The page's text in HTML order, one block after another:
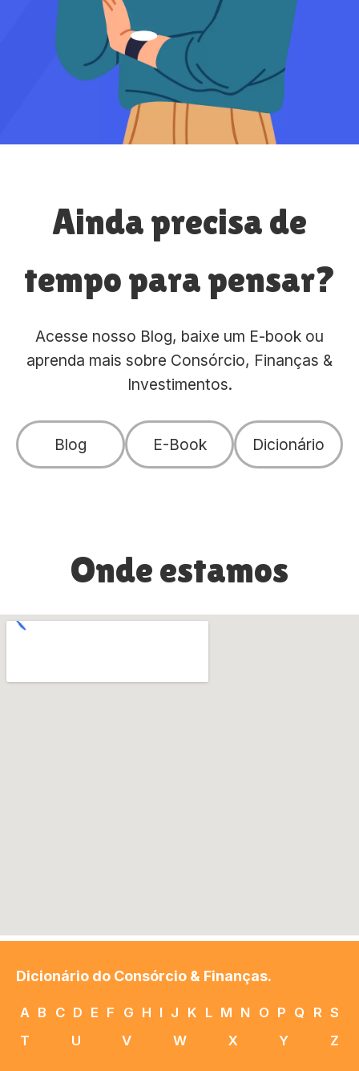
Ainda precisa de
tempo para pensar?
Acesse nosso Blog, baixe um E-book ou
aprenda mais sobre Consórcio, Finanças &
Investimentos.
Blog E-Book Dicionário
Onde estamos
Dicionário do Consórcio & Finanças.
A B C D E F G H I J K L M N O P Q R S
T
U V W X Y Z